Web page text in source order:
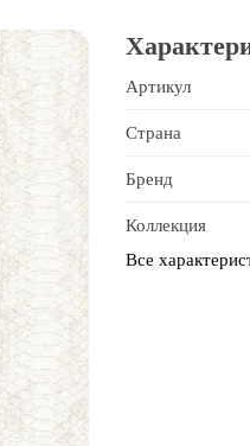
Артикул
Страна
Бренд
Коллекция
Все